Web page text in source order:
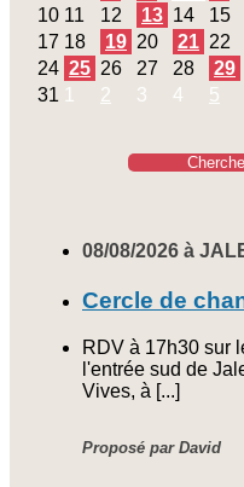
10 11 12 13 14 15
17 18 19 20 21 22
24 25 26 27 28 29
31 1 2 3 4 5
08/08/2026 à
Cercle de
RDV à 17h30 sur
l'entrée sud de
Vives, à [...]
Proposé par David